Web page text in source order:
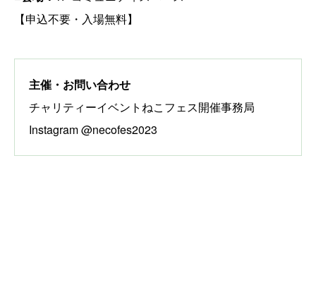
【申込不要・入場無料】
主催・お問い合わせ
チャリティーイベントねこフェス開催事務局
Instagram @necofes2023